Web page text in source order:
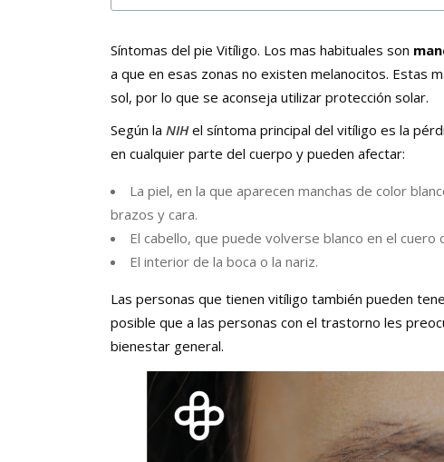
Síntomas del pie Vitíligo. Los mas habituales son
a que en esas zonas no existen melanocitos. Estas
sol, por lo que se aconseja utilizar protección solar.
Según la NIHel síntoma principal del vitíligo es la
en cualquier parte del cuerpo y pueden afectar:
La piel, en la que aparecen manchas de color
brazos y cara.
El cabello, que puede volverse blanco en el cuero
El interior de la boca o la nariz.
Las personas que tienen vitíligo también pueden
posible que a las personas con el trastorno les
bienestar general.